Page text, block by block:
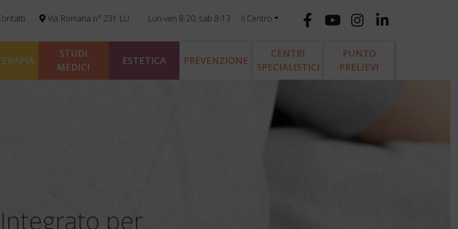
Via Romana n° 231 LU Lun-ven 8-20, sab 8-13 Il Centro
STUDI
MEDICI
ESTETICA PREVENZIONE
CENTRI
SPECIALISTICI
PUNTO
PRELIEVI
Centro Integrato di Patologia Spinale